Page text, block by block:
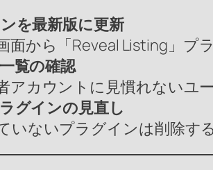
を最新版に更新
面から「Reveal Listing」プ
覧の確認
アカウントに見慣れないユ
グインの見直し
いないプラグインは削除す